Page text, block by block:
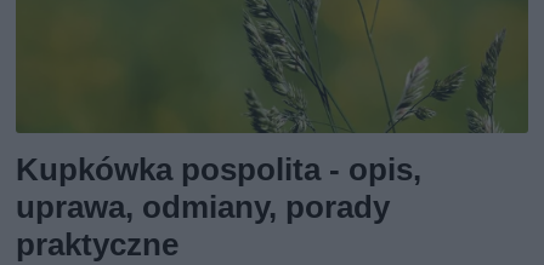
Kupkówka pospolita - opis,
uprawa, odmiany, porady
praktyczne